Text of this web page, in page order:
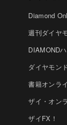
Diamond
週刊ダイヤ
DIAMOND
ダイヤモン
書籍オンラ
ザイ・オン
ザイFX！